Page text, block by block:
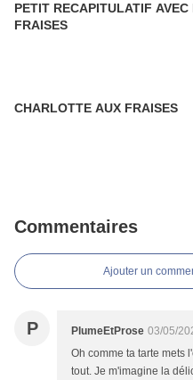
PETIT RECAPITULATIF AVEC
FRAISES
CHARLOTTE AUX FRAISES
Commentaires
Ajouter un
P PlumeEtProse 03/05/
Oh comme ta tarte mets
tout. Je m'imagine la